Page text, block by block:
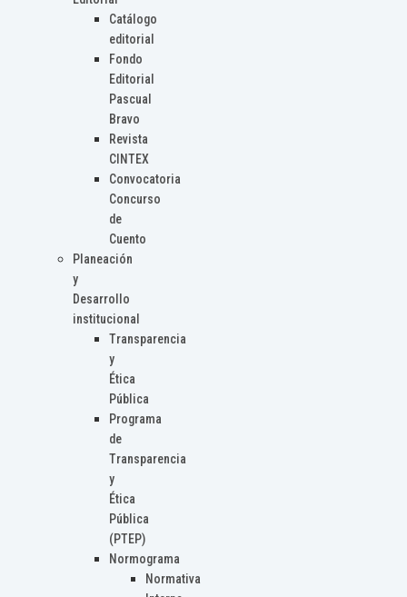
Catálogo
editorial
Fondo
Editorial
Pascual
Bravo
Revista
CINTEX
Convocatoria
Concurso
de
Cuento
Planeación
y
Desarrollo
institucional
Transparencia
y
Ética
Pública
Programa
de
Transparencia
y
Ética
Pública
(PTEP)
Normograma
Normativa